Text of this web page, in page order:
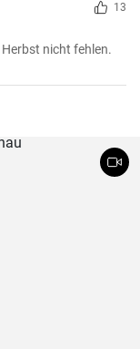
13
nicht fehlen.